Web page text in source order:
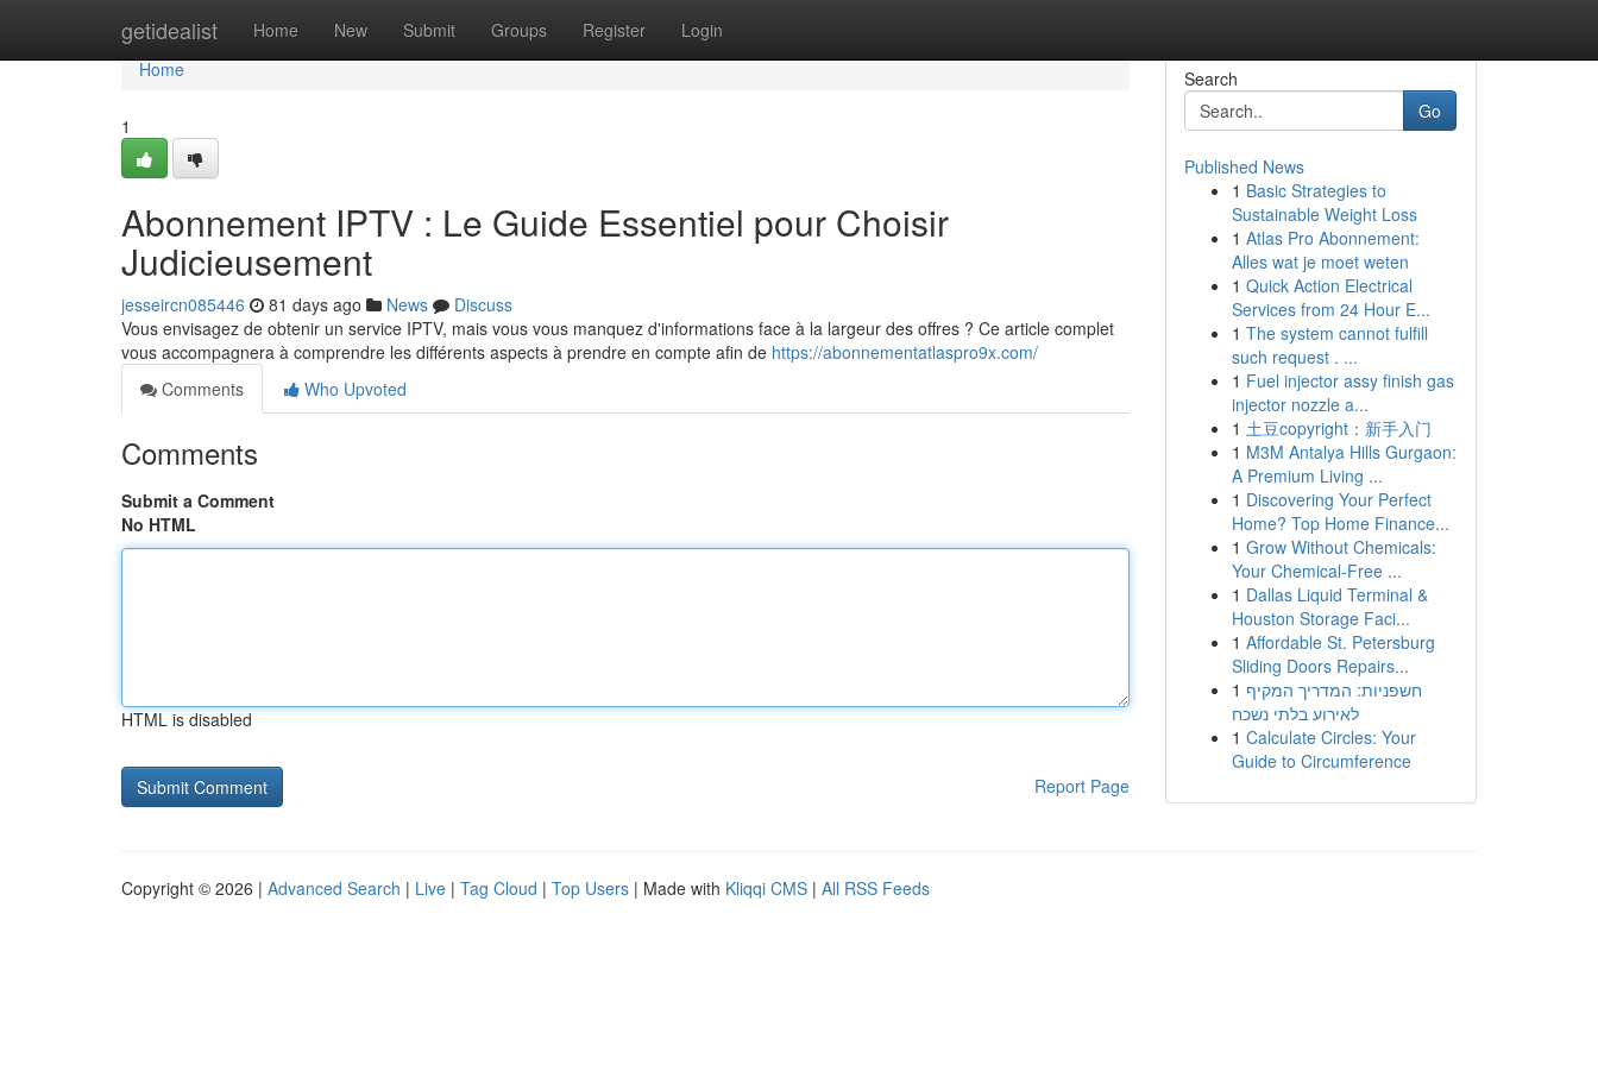
getidealist Home New Submit Groups Register Login
Home
Home
1
Abonnement IPTV : Le Guide Essentiel pour Choisir
Judicieusement
jesseircn085446 81 days ago News
Discuss
Vous envisagez de obtenir un service IPTV, mais vous vous manquez d'informations face à la largeur des offres ? Ce article complet
vous accompagnera à comprendre les différents aspects à prendre en compte afin de https://abonnementatlaspro9x.com/
Comments
Who Upvoted
Comments
Submit a Comment
No HTML
HTML is disabled
Report Page
Search
Go
Published News
1 Basic Strategies to
Sustainable Weight Loss
1 Atlas Pro Abonnement:
Alles wat je moet weten
1 Quick Action Electrical
Services from 24 Hour E...
1 The system cannot fulfill
such request . ...
1 Fuel injector assy finish gas
injector nozzle a...
1 土豆copyright：新手入门
1 M3M Antalya Hills Gurgaon:
A Premium Living ...
1 Discovering Your Perfect
Home? Top Home Finance...
1 Grow Without Chemicals:
Your Chemical-Free ...
1 Dallas Liquid Terminal &
Houston Storage Faci...
1 Affordable St. Petersburg
Sliding Doors Repairs...
1 חשפניות: המדריך המקיף
לאירוע בלתי נשכח
1 Calculate Circles: Your
Guide to Circumference
Copyright © 2026 | Advanced Search | Live | Tag Cloud | Top Users | Made with Kliqqi CMS | All RSS Feeds